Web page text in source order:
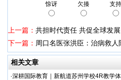
惊讶 欠揍 支持
上一篇： 共担时代责任 共促全球发
下一篇： 周口名医张洪臣：治病救人
相关文章
·深耕国际教育｜新航道苏州学校4R教学